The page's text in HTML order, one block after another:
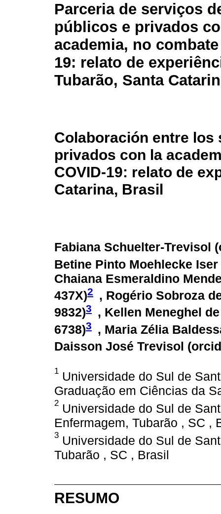
Parceria de serviços
públicos e privados
academia, no combate
19: relato de
Tubarão, Santa
Colaboración entre
privados con la
COVID-19: relato de
Catarina, Brasil
Fabiana Schuelter-Trevisol (
Betine Pinto Moehlecke Iser
Chaiana Esmeraldino
437X)2
, Rogério Sobroza
9832)3
, Kellen Meneghel
6738)3
, Maria Zélia
Daisson José Trevisol (
1 Universidade do Sul de
Graduação em Ciências da
2 Universidade do Sul de
Enfermagem, Tubarão , SC ,
3 Universidade do Sul de
Tubarão , SC , Brasil
RESUMO